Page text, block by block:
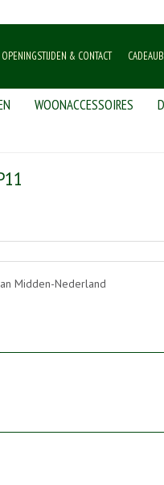
OPENINGSTIJDEN & CONTACT
WOONACCESSOIRES
Midden-Nederland